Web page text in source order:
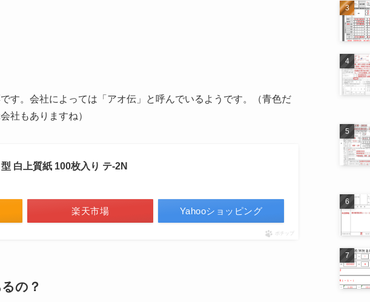
す。会社によっては「アオ伝」と呼んでいるようです。（青色だ
社もありますね）
白上質紙 100枚入り テ-2N
楽天市場 Yahooショッピング
ポチップ
の？